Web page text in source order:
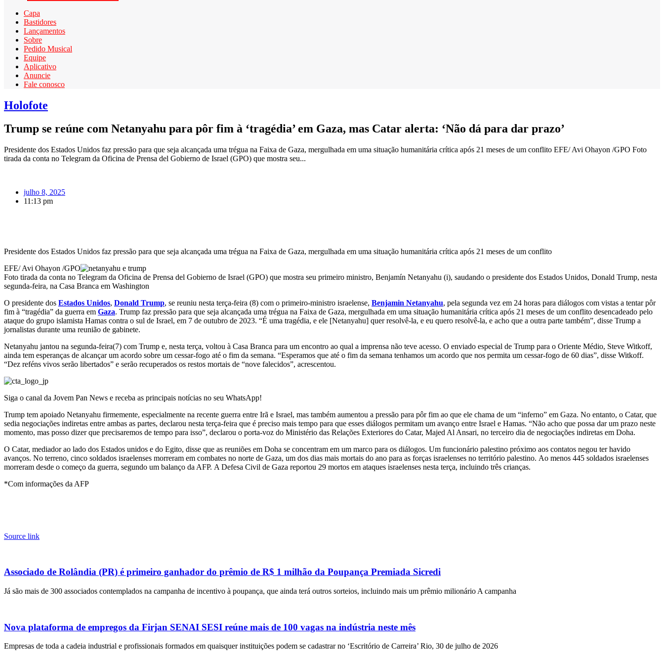
Capa
Bastidores
Lançamentos
Sobre
Pedido Musical
Equipe
Aplicativo
Anuncie
Fale conosco
Holofote
Trump se reúne com Netanyahu para pôr fim à ‘tragédia’ em Gaza, mas Catar alerta: ‘Não dá para dar prazo’
Presidente dos Estados Unidos faz pressão para que seja alcançada uma trégua na Faixa de Gaza, mergulhada em uma situação humanitária crítica após 21 meses de um conflito EFE/ Avi Ohayon /GPO Foto
tirada da conta no Telegram da Oficina de Prensa del Gobierno de Israel (GPO) que mostra seu...
julho 8, 2025
11:13 pm
Presidente dos Estados Unidos faz pressão para que seja alcançada uma trégua na Faixa de Gaza, mergulhada em uma situação humanitária crítica após 21 meses de um conflito
EFE/ Avi Ohayon /GPO
Foto tirada da conta no Telegram da Oficina de Prensa del Gobierno de Israel (GPO) que mostra seu primeiro ministro, Benjamín Netanyahu (i), saudando o presidente dos Estados Unidos, Donald Trump, nesta
segunda-feira, na Casa Branca em Washington
O presidente dos Estados Unidos, Donald Trump, se reuniu nesta terça-feira (8) com o primeiro-ministro israelense, Benjamin Netanyahu, pela segunda vez em 24 horas para diálogos com vistas a tentar pôr
fim à “tragédia” da guerra em Gaza. Trump faz pressão para que seja alcançada uma trégua na Faixa de Gaza, mergulhada em uma situação humanitária crítica após 21 meses de um conflito desencadeado pelo
ataque do grupo islamista Hamas contra o sul de Israel, em 7 de outubro de 2023. “É uma tragédia, e ele [Netanyahu] quer resolvê-la, e eu quero resolvê-la, e acho que a outra parte também”, disse Trump a
jornalistas durante uma reunião de gabinete.
Netanyahu jantou na segunda-feira(7) com Trump e, nesta terça, voltou à Casa Branca para um encontro ao qual a imprensa não teve acesso. O enviado especial de Trump para o Oriente Médio, Steve Witkoff,
ainda tem esperanças de alcançar um acordo sobre um cessar-fogo até o fim da semana. “Esperamos que até o fim da semana tenhamos um acordo que nos permita um cessar-fogo de 60 dias”, disse Witkoff.
“Dez reféns vivos serão libertados” e serão recuperados os restos mortais de “nove falecidos”, acrescentou.
Siga o canal da Jovem Pan News e receba as principais notícias no seu WhatsApp!
Trump tem apoiado Netanyahu firmemente, especialmente na recente guerra entre Irã e Israel, mas também aumentou a pressão para pôr fim ao que ele chama de um “inferno” em Gaza. No entanto, o Catar, que
sedia negociações indiretas entre ambas as partes, declarou nesta terça-feira que é preciso mais tempo para que esses diálogos permitam um avanço entre Israel e Hamas. “Não acho que possa dar um prazo neste
momento, mas posso dizer que precisaremos de tempo para isso”, declarou o porta-voz do Ministério das Relações Exteriores do Catar, Majed Al Ansari, no terceiro dia de negociações indiretas em Doha.
O Catar, mediador ao lado dos Estados unidos e do Egito, disse que as reuniões em Doha se concentram em um marco para os diálogos. Um funcionário palestino próximo aos contatos negou ter havido
avanços. No terreno, cinco soldados israelenses morreram em combates no norte de Gaza, um dos dias mais mortais do ano para as forças israelenses no território palestino. Ao menos 445 soldados israelenses
morreram desde o começo da guerra, segundo um balanço da AFP. A Defesa Civil de Gaza reportou 29 mortos em ataques israelenses nesta terça, incluindo três crianças.
*Com informações da AFP
Source link
Associado de Rolândia (PR) é primeiro ganhador do prêmio de R$ 1 milhão da Poupança Premiada Sicredi
Já são mais de 300 associados contemplados na campanha de incentivo à poupança, que ainda terá outros sorteios, incluindo mais um prêmio milionário A campanha
Nova plataforma de empregos da Firjan SENAI SESI reúne mais de 100 vagas na indústria neste mês
Empresas de toda a cadeia industrial e profissionais formados em quaisquer instituições podem se cadastrar no ‘Escritório de Carreira’ Rio, 30 de julho de 2026